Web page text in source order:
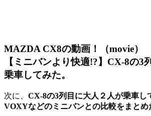
MAZDA CX8の動画！（movie）
【ミニバンより快適!?】CX-8の3
乗車してみた。
次に、 CX-8の3列目に大人２人が乗車し
VOXYなどのミニバンとの比較をまとめ